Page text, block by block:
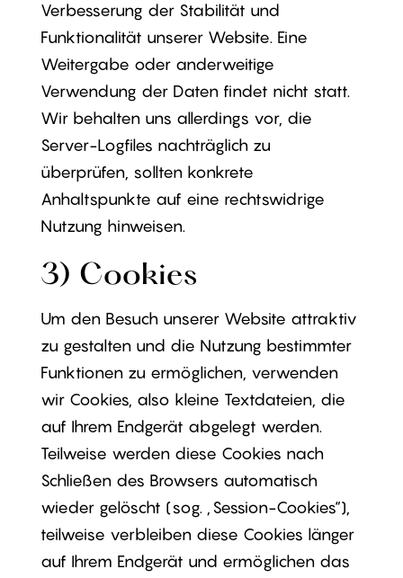
Verbesserung der Stabilität und
Funktionalität unserer Website. Eine
Weitergabe oder anderweitige
Verwendung der Daten findet nicht statt.
Wir behalten uns allerdings vor, die
Server-Logfiles nachträglich zu
überprüfen, sollten konkrete
Anhaltspunkte auf eine rechtswidrige
Nutzung hinweisen.
3) Cookies
Um den Besuch unserer Website attraktiv
zu gestalten und die Nutzung bestimmter
Funktionen zu ermöglichen, verwenden
wir Cookies, also kleine Textdateien, die
auf Ihrem Endgerät abgelegt werden.
Teilweise werden diese Cookies nach
Schließen des Browsers automatisch
wieder gelöscht (sog. „Session-Cookies“),
teilweise verbleiben diese Cookies länger
auf Ihrem Endgerät und ermöglichen das